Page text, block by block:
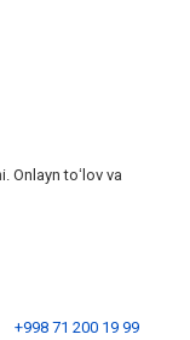
Onlayn toʻlov va
+998 71 200 19 99